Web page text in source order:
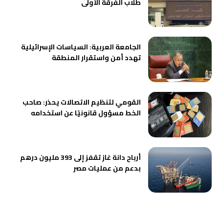
الجامعة العربية: السياسات الإسرائيلية
تهدد أمن واستقرار المنطقة
القومي لتنظيم الاتصالات يحذر: صاحب
الخط مسؤول قانونيًا عن استخدامه
أرباح دانة غاز تقفز إلى 393 مليون درهم
بدعم من عمليات مصر